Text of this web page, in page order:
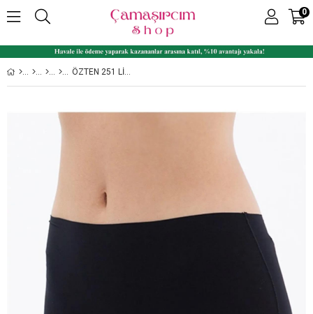
0
ÖZTEN 251 LIKRALI İNCE BEL BAYAN MODAL BOXER